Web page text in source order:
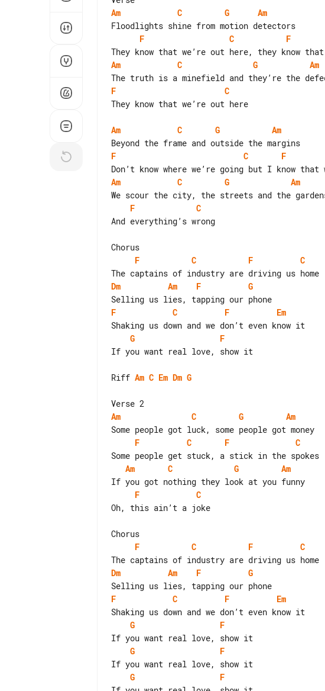
Am
C G
Am
F
C F
Am
C G
Am
F
C
They know that we’re out here
Am C G
Am
F
C F
Am
C G
Am
F
C
And everything’s wrong
F
C F
C
Dm
Am F
G
F
C F
Em
G
F
If you want real love, show it
Riff Am C Em Dm G
Am
C G
Am
F
C F
C
Am
C G
Am
F
C
Oh, this ain’t a joke
F
C F
C
Dm
Am F
G
F
C F
Em
G
F
G
F
G
F